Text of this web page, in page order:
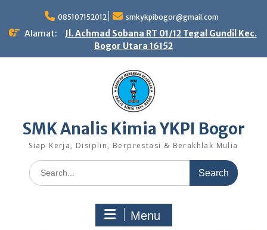
content
085107152012 smkykpibogor@gmail.com
Alamat:
Jl. Achmad Sobana RT 01/12 Tegal Gundil Kec.
Bogor Utara 16152
SMK Analis Kimia YKPI Bogor
Siap Kerja, Disiplin, Berprestasi & Berakhlak Mulia
Search
for:
Menu